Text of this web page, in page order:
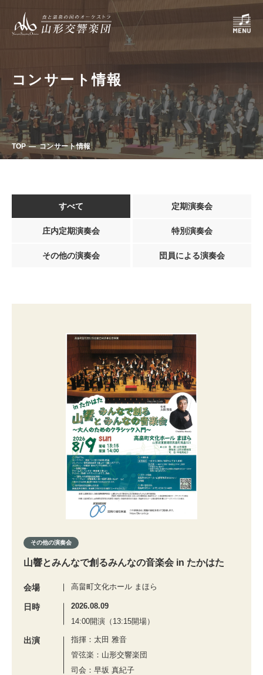
コンサート情報
TOP コンサート情報
すべて 定期演奏会
庄内定期演奏会 特別演奏会
その他の演奏会 団員による演奏会
その他の演奏会
山響とみんなで創るみんなの音楽会 in たかはた
会場 高畠町文化ホール まほら
日時
2026.08.09
14:00開演（13:15開場）
出演
指揮：太田 雅音
管弦楽：山形交響楽団
司会：早坂 真紀子